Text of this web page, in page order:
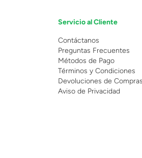
Servicio al Cliente
Contáctanos
Preguntas Frecuentes
Métodos de Pago
Términos y Condiciones
Devoluciones de
Aviso de Privacidad